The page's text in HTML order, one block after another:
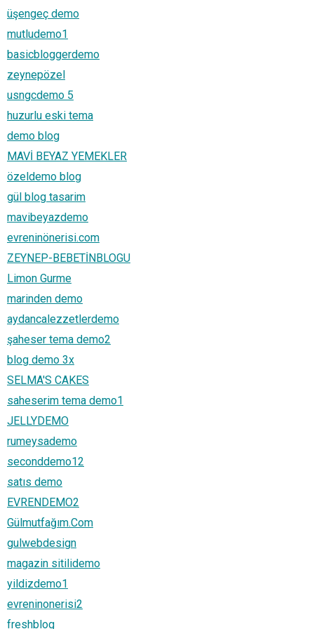
üşengeç demo
mutludemo1
basicbloggerdemo
zeynepözel
usngcdemo 5
huzurlu eski tema
demo blog
MAVİ BEYAZ YEMEKLER
özeldemo blog
gül blog tasarim
mavibeyazdemo
evreninönerisi.com
ZEYNEP-BEBETİNBLOGU
Limon Gurme
marinden demo
aydancalezzetlerdemo
şaheser tema demo2
blog demo 3x
SELMA'S CAKES
saheserim tema demo1
JELLYDEMO
rumeysademo
seconddemo12
satıs demo
EVRENDEMO2
Gülmutfağım.Com
gulwebdesign
magazin sitilidemo
yildizdemo1
evreninonerisi2
freshblog